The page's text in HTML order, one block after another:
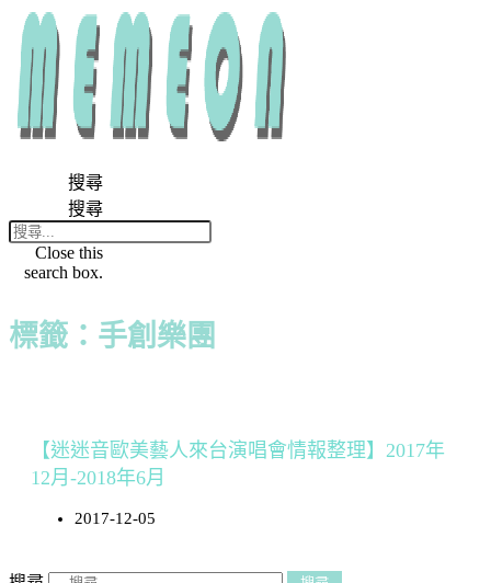
搜尋
搜尋
Close this
search box.
標籤：手創樂團
【迷迷音歐美藝人來台演唱會情報整理】2017年
12月-2018年6月
2017-12-05